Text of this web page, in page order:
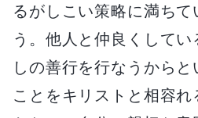
るがしこい策略に満ち
う。他人と仲良くして
しの善行を行なうから
ことをキリストと相容